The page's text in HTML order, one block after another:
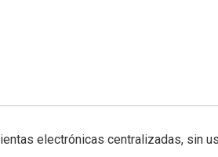
electrónicas centralizadas, sin